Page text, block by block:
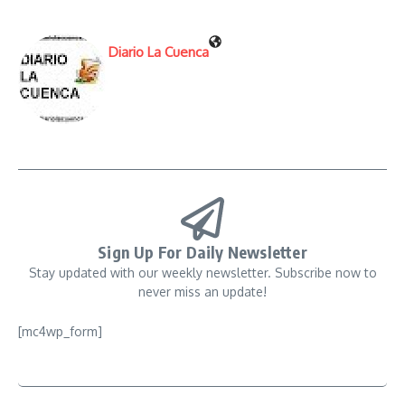
Diario La Cuenca
Sign Up For Daily Newsletter
Stay updated with our weekly newsletter. Subscribe now to
never miss an update!
[mc4wp_form]